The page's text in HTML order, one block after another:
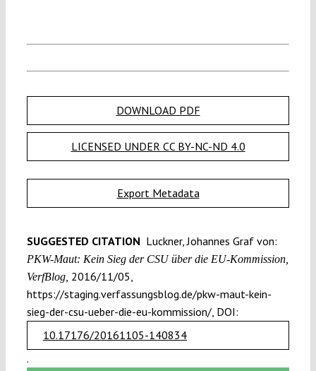
DOWNLOAD PDF
LICENSED UNDER CC BY-NC-ND 4.0
Export Metadata
SUGGESTED CITATION Luckner, Johannes Graf von:
PKW-Maut: Kein Sieg der CSU über die EU-Kommission,
VerfBlog, 2016/11/05,
https://staging.verfassungsblog.de/pkw-maut-kein-
sieg-der-csu-ueber-die-eu-kommission/, DOI:
10.17176/20161105-140834
.